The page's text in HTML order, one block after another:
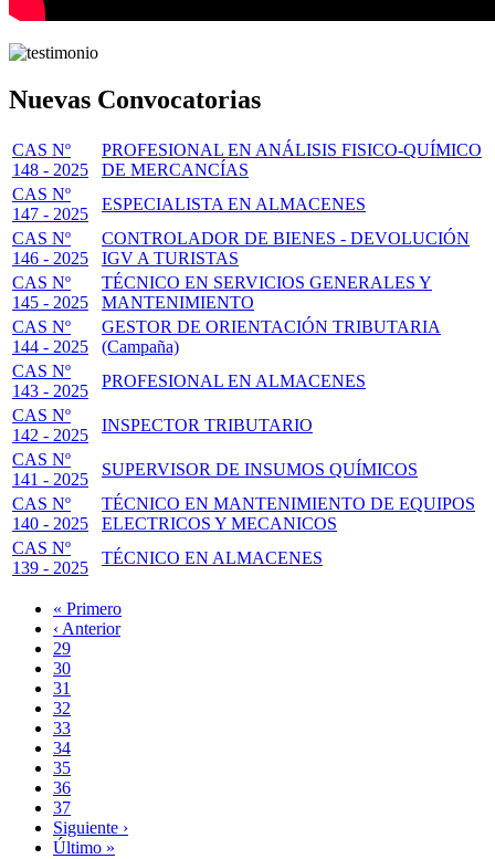
Nuevas Convocatorias
CAS Nº
148 - 2025
PROFESIONAL EN ANÁLISIS FISICO-QUÍMICO
DE MERCANCÍAS
CAS Nº
147 - 2025
ESPECIALISTA EN ALMACENES
CAS Nº
146 - 2025
CONTROLADOR DE BIENES - DEVOLUCIÓN
IGV A TURISTAS
CAS Nº
145 - 2025
TÉCNICO EN SERVICIOS GENERALES Y
MANTENIMIENTO
CAS Nº
144 - 2025
GESTOR DE ORIENTACIÓN TRIBUTARIA
(Campaña)
CAS Nº
143 - 2025
PROFESIONAL EN ALMACENES
CAS Nº
142 - 2025
INSPECTOR TRIBUTARIO
CAS Nº
141 - 2025
SUPERVISOR DE INSUMOS QUÍMICOS
CAS Nº
140 - 2025
TÉCNICO EN MANTENIMIENTO DE EQUIPOS
ELECTRICOS Y MECANICOS
CAS Nº
139 - 2025
TÉCNICO EN ALMACENES
Paginación
Primera
página
« Primero
Página
anterior
‹ Anterior
Page
29
Page
30
Page
31
Page
32
Página
actual
33
Page
34
Page
35
Page
36
Page
37
Siguiente
página
Siguiente ›
Última
Último »